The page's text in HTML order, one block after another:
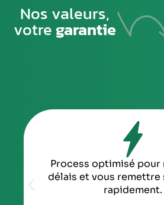
Nos valeurs,
votregarantie
Process optimisé pour
délais et vous remettre
rapidement.